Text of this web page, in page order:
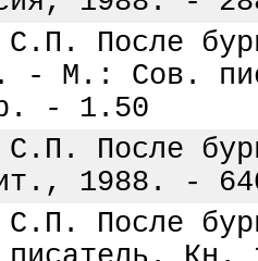
С.П. После
- М.: Сов.
- 1.50
С.П. После
1988. -
С.П. После